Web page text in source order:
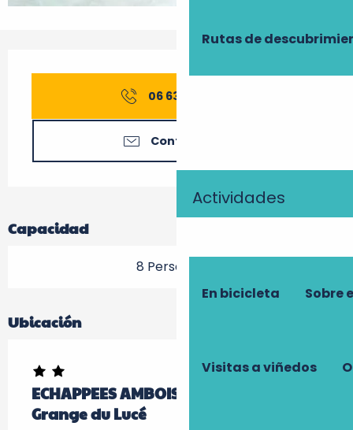
Rutas de
Actividades
En bicicleta Sobre
Visitas a viñedos
06 63 06 33
Contáctenos
Capacidad
8 Persona(s)
Ubicación
ECHAPPEES AMBOISIENNES - La
Grange du Lucé